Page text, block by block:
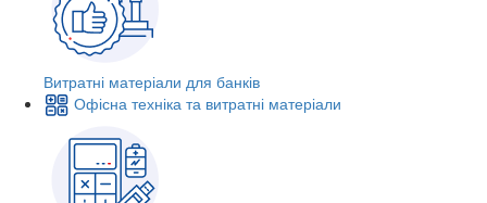
Витратні матеріали для банків
Офісна техніка та витратні матеріали